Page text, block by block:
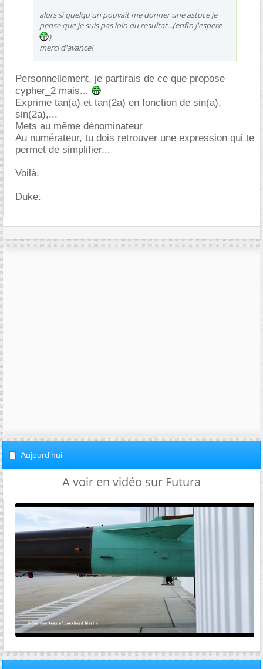
alors si quelqu'un pouvait me donner une astuce je
pense que je suis pas loin du resultat...(enfin j'espere
)
merci d'avance!
Personnellement, je partirais de ce que propose
cypher_2 mais...
Exprime tan(a) et tan(2a) en fonction de sin(a),
sin(2a),...
Mets au même dénominateur
Au numérateur, tu dois retrouver une expression qui te
permet de simplifier...
Voilà.
Duke.
Aujourd'hui
A voir en vidéo sur Futura